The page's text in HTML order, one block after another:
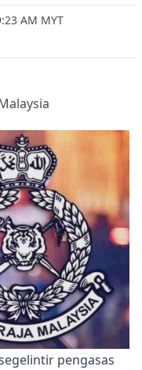
AM MYT
pengasas